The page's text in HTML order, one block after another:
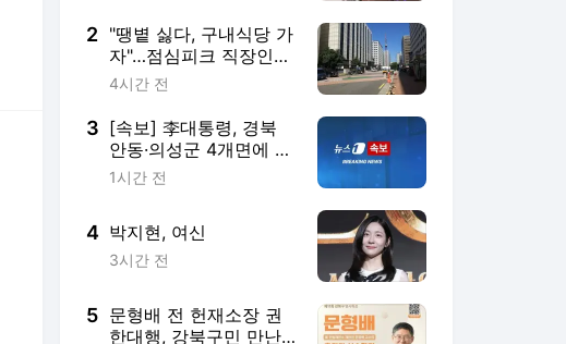
2 "땡볕 싫다, 구내식당 가
자"…점심피크 직장인
사라진 식당가 [르포]
4시간 전
3 [속보] 李대통령, 경북
안동·의성군 4개면에 특
별재난지역 선포
1시간 전
4 박지현, 여신
3시간 전
5 문형배 전 헌재소장 권
한대행, 강북구민 만난